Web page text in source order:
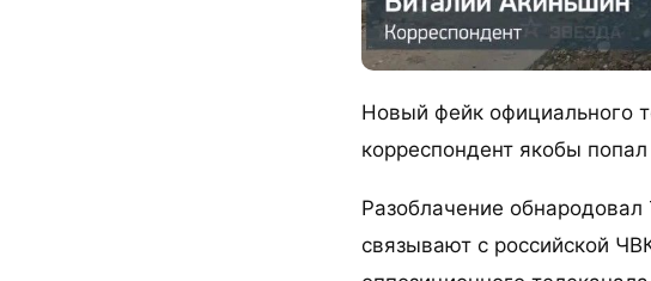
Новый фейк официального
корреспондент якобы
Разоблачение обнародовал
связывают с российской